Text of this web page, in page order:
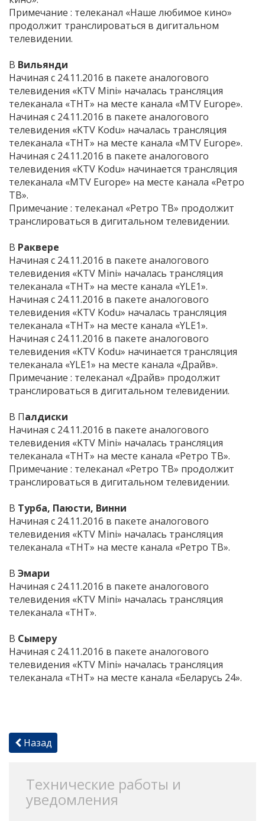
Примечание : телеканал «Наше любимое кино»
продолжит транслироваться в дигитальном
телевидении.
В Вильянди
Начиная с 24.11.2016 в пакете аналогового
телевидения «KTV Mini» началась трансляция
телеканала «ТНТ» на месте канала «MTV Europe».
Начиная с 24.11.2016 в пакете аналогового
телевидения «KTV Kodu» началась трансляция
телеканала «ТНТ» на месте канала «MTV Europe».
Начиная с 24.11.2016 в пакете аналогового
телевидения «KTV Kodu» начинается трансляция
телеканала «MTV Europe» на месте канала «Ретро
ТВ».
Примечание : телеканал «Ретро ТВ» продолжит
транслироваться в дигитальном телевидении.
В Раквере
Начиная с 24.11.2016 в пакете аналогового
телевидения «KTV Mini» началась трансляция
телеканала «ТНТ» на месте канала «YLE1».
Начиная с 24.11.2016 в пакете аналогового
телевидения «KTV Kodu» началась трансляция
телеканала «ТНТ» на месте канала «YLE1».
Начиная с 24.11.2016 в пакете аналогового
телевидения «KTV Kodu» начинается трансляция
телеканала «YLE1» на месте канала «Драйв».
Примечание : телеканал «Драйв» продолжит
транслироваться в дигитальном телевидении.
В Палдиски
Начиная с 24.11.2016 в пакете аналогового
телевидения «KTV Mini» началась трансляция
телеканала «ТНТ» на месте канала «Ретро ТВ».
Примечание : телеканал «Ретро ТВ» продолжит
транслироваться в дигитальном телевидении.
В Турба, Паюсти, Винни
Начиная с 24.11.2016 в пакете аналогового
телевидения «KTV Mini» началась трансляция
телеканала «ТНТ» на месте канала «Ретро ТВ».
В Эмари
Начиная с 24.11.2016 в пакете аналогового
телевидения «KTV Mini» началась трансляция
телеканала «ТНТ».
В Сымеру
Начиная с 24.11.2016 в пакете аналогового
телевидения «KTV Mini» началась трансляция
телеканала «ТНТ» на месте канала «Беларусь 24».
Назад
Технические работы и
уведомления